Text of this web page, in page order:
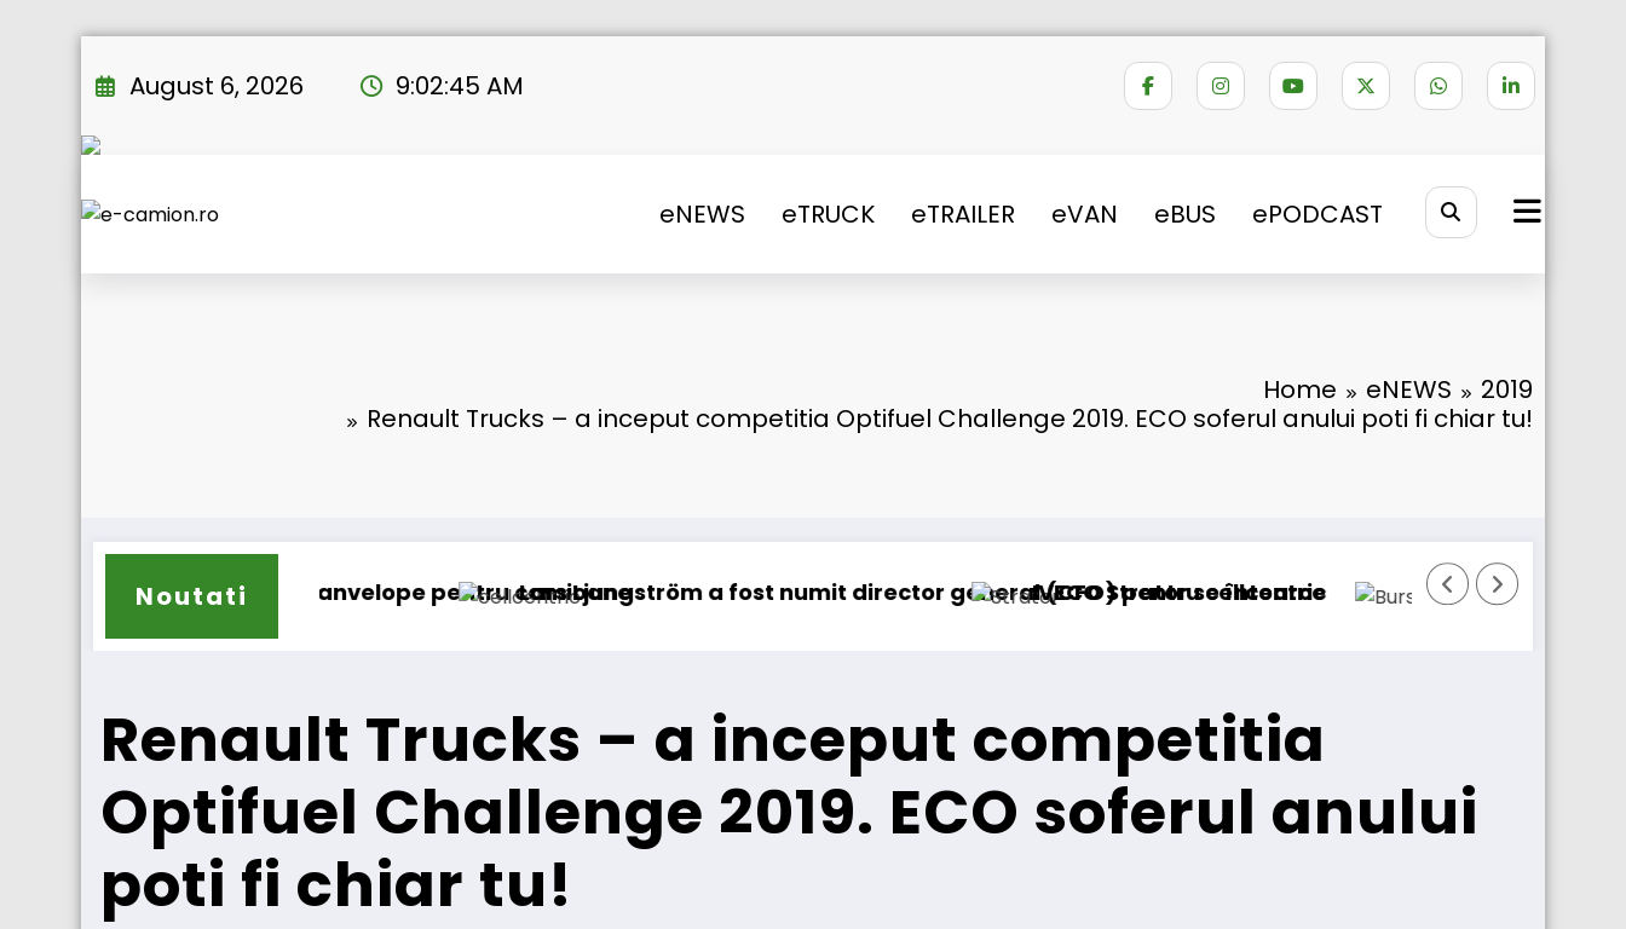
to
August 6, 2026 9:02:46 AM
eNEWS eTRUCK eTRAILER eVAN eBUS ePODCAST
Home eNEWS
2019
Renault Trucks – a inceput competitia Optifuel Challenge 2019. ECO soferul anului poti fi chiar tu!
Noutati
anvelope pentru camioaneLars Ljungström a fost numit director general (CFO) pentru cellcentric
IVECO Strator se întoarce BursaTransport/123cargo introduce o nouă
Renault Trucks – a inceput competitia
Optifuel Challenge 2019. ECO soferul anului
poti fi chiar tu!